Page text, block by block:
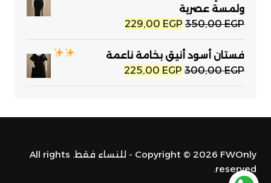
220,00 EGP.ولمسة عصرية
350,00EGP
السعر
الأصلي
هو:
350,00 EGP.
229,00 EGP
السعر
الحالي
هو:
229,00 EGP.
فستان أسود أنيق بخامة ناعمة
300,00EGP
السعر
الأصلي
300,00 EGP.
225,00 EGP
السعر
الحالي
225,00 EGP.
Copyright © 2026 FWOnly - للنساء فقط. All rights
reserved.